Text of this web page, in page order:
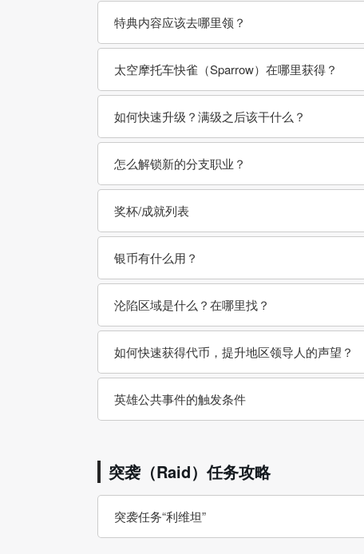
特典内容应该去哪里领？
太空摩托车快雀（Sparrow）在哪里获得？
如何快速升级？满级之后该干什么？
怎么解锁新的分支职业？
奖杯/成就列表
银币有什么用？
沦陷区域是什么？在哪里找？
如何快速获得代币，提升地区领导人的声望？
英雄公共事件的触发条件
突袭（Raid）任务攻略
突袭任务“利维坦”